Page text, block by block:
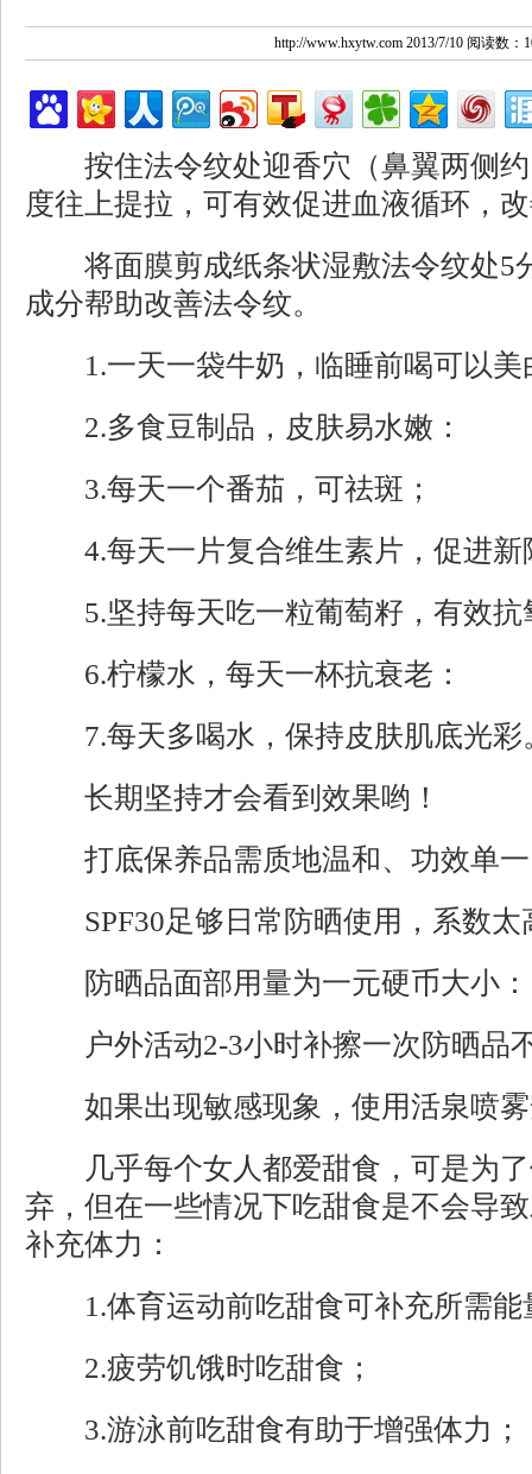
http://www.hxytw.com 2013/7/10 阅读数：
按住法令纹处迎香穴（鼻翼两侧约
度往上提拉，可有效促进血液循环，
将面膜剪成纸条状湿敷法令纹处5
成分帮助改善法令纹。
1.一天一袋牛奶，临睡前喝可以美
2.多食豆制品，皮肤易水嫩：
3.每天一个番茄，可祛斑；
4.每天一片复合维生素片，促进新
5.坚持每天吃一粒葡萄籽，有效抗
6.柠檬水，每天一杯抗衰老：
7.每天多喝水，保持皮肤肌底光彩
长期坚持才会看到效果哟！
打底保养品需质地温和、功效单一
SPF30足够日常防晒使用，系数太
防晒品面部用量为一元硬币大小：
户外活动2-3小时补擦一次防晒品
如果出现敏感现象，使用活泉喷雾
几乎每个女人都爱甜食，可是为了
弃，但在一些情况下吃甜食是不会导
补充体力：
1.体育运动前吃甜食可补充所需能
2.疲劳饥饿时吃甜食；
3.游泳前吃甜食有助于增强体力；